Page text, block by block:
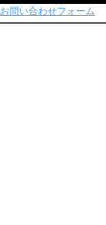
お問い合わせフォーム